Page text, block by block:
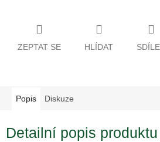
ZEPTAT SE HLÍDAT
Popis Diskuze
Detailní popis produktu